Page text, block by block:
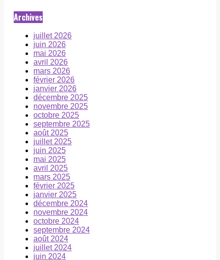
Archives
juillet 2026
juin 2026
mai 2026
avril 2026
mars 2026
février 2026
janvier 2026
décembre 2025
novembre 2025
octobre 2025
septembre 2025
août 2025
juillet 2025
juin 2025
mai 2025
avril 2025
mars 2025
février 2025
janvier 2025
décembre 2024
novembre 2024
octobre 2024
septembre 2024
août 2024
juillet 2024
juin 2024